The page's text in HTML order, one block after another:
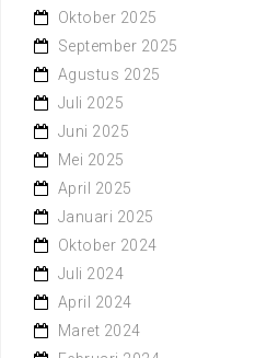
Oktober 2025
September 2025
Agustus 2025
Juli 2025
Juni 2025
Mei 2025
April 2025
Januari 2025
Oktober 2024
Juli 2024
April 2024
Maret 2024